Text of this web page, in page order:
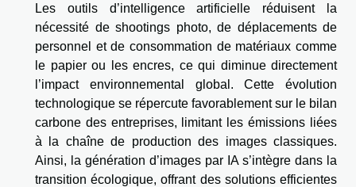
Les outils d’intelligence artificielle réduisent la
nécessité de shootings photo, de déplacements de
personnel et de consommation de matériaux comme
le papier ou les encres, ce qui diminue directement
l’impact environnemental global. Cette évolution
technologique se répercute favorablement sur le bilan
carbone des entreprises, limitant les émissions liées
à la chaîne de production des images classiques.
Ainsi, la génération d’images par IA s’intègre dans la
transition écologique, offrant des solutions efficientes